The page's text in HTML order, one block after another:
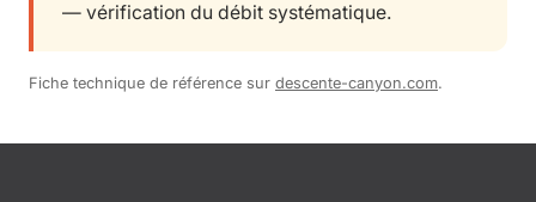
— vérification du débit systématique.
Fiche technique de référence sur descente-canyon.com.